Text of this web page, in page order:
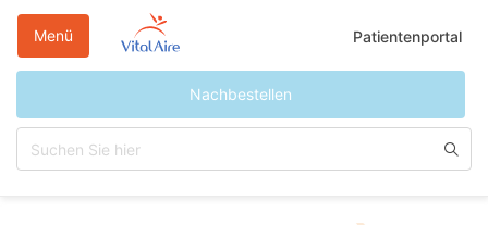
Patientenportal
Nachbestellen
Menü